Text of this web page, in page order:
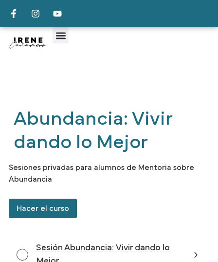
Abundancia: Vivir
dando lo Mejor
Sesiones privadas para alumnos de Mentoria sobre
Abundancia
Hacer el curso
Sesión Abundancia: Vivir dando lo